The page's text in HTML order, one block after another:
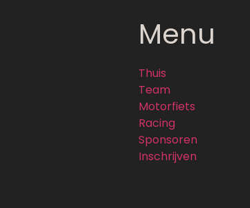
Menu
Thuis
Team
Motorfiets
Racing
Sponsoren
Inschrijven